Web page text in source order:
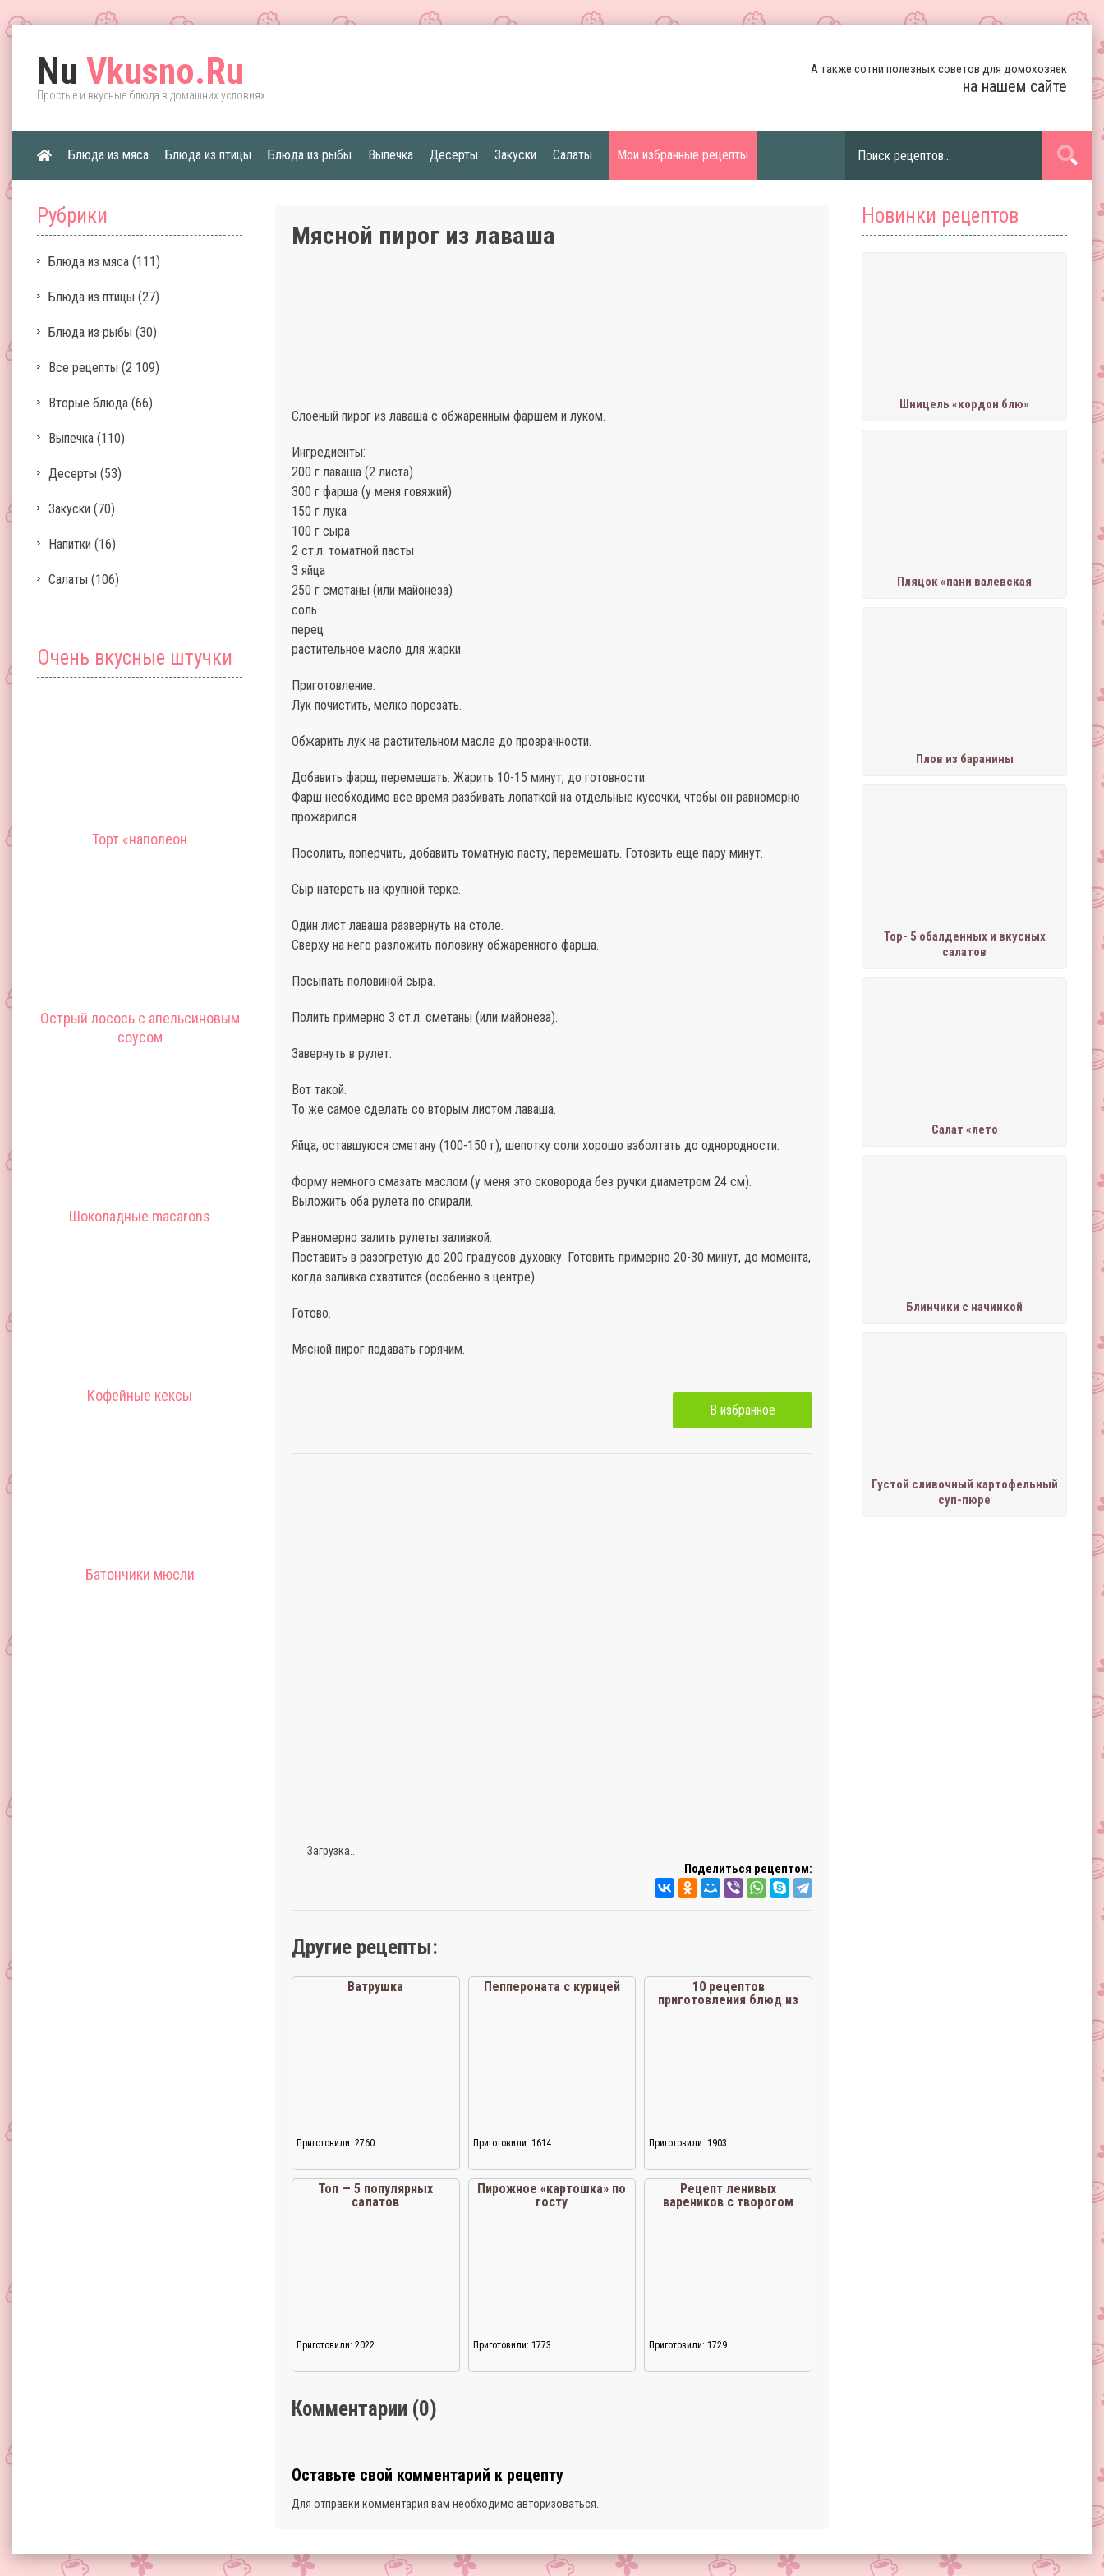
Nu Vkusno.Ru
Простые и вкусные блюда в домашних условиях
А также сотни полезных советов для домохозяек
на нашем сайте
Блюда из мяса Блюда из птицы Блюда из рыбы Выпечка Десерты Закуски Салаты Мои избранные рецепты
Рубрики
Блюда из мяса (111)
Блюда из птицы (27)
Блюда из рыбы (30)
Все рецепты (2 109)
Вторые блюда (66)
Выпечка (110)
Десерты (53)
Закуски (70)
Напитки (16)
Салаты (106)
Очень вкусные штучки
Торт «наполеон
Острый лосось с апельсиновым
соусом
Шоколадные macarons
Кофейные кексы
Батончики мюсли
Новинки рецептов
Шницель «кордон блю»
Пляцок «пани валевская
Плов из баранины
Тор- 5 обалденных и вкусных
салатов
Салат «лето
Блинчики с начинкой
Густой сливочный картофельный
суп-пюре
Мясной пирог из лаваша
Слоеный пирог из лаваша с обжаренным фаршем и луком.
Ингредиенты:
200 г лаваша (2 листа)
300 г фарша (у меня говяжий)
150 г лука
100 г сыра
2 ст.л. томатной пасты
3 яйца
250 г сметаны (или майонеза)
соль
перец
растительное масло для жарки
Приготовление:
Лук почистить, мелко порезать.
Обжарить лук на растительном масле до прозрачности.
Добавить фарш, перемешать. Жарить 10-15 минут, до готовности.
Фарш необходимо все время разбивать лопаткой на отдельные кусочки, чтобы он равномерно
прожарился.
Посолить, поперчить, добавить томатную пасту, перемешать. Готовить еще пару минут.
Сыр натереть на крупной терке.
Один лист лаваша развернуть на столе.
Сверху на него разложить половину обжаренного фарша.
Посыпать половиной сыра.
Полить примерно 3 ст.л. сметаны (или майонеза).
Завернуть в рулет.
Вот такой.
То же самое сделать со вторым листом лаваша.
Яйца, оставшуюся сметану (100-150 г), шепотку соли хорошо взболтать до однородности.
Форму немного смазать маслом (у меня это сковорода без ручки диаметром 24 см).
Выложить оба рулета по спирали.
Равномерно залить рулеты заливкой.
Поставить в разогретую до 200 градусов духовку. Готовить примерно 20-30 минут, до момента,
когда заливка схватится (особенно в центре).
Готово.
Мясной пирог подавать горячим.
В избранное
Загрузка...
Поделиться рецептом:
Другие рецепты:
Ватрушка
Приготовили: 2760
Пеппероната с курицей
Приготовили: 1614
10 рецептов
приготовления блюд из
Приготовили: 1903
Топ — 5 популярных
салатов
Приготовили: 2022
Пирожное «картошка» по
госту
Приготовили: 1773
Рецепт ленивых
вареников с творогом
Приготовили: 1729
Комментарии (0)
Оставьте свой комментарий к рецепту
Для отправки комментария вам необходимо авторизоваться